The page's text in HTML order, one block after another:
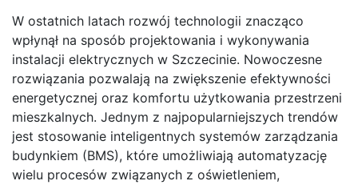
W ostatnich latach rozwój technologii znacząco
wpłynął na sposób projektowania i wykonywania
instalacji elektrycznych w Szczecinie. Nowoczesne
rozwiązania pozwalają na zwiększenie efektywności
energetycznej oraz komfortu użytkowania przestrzeni
mieszkalnych. Jednym z najpopularniejszych trendów
jest stosowanie inteligentnych systemów zarządzania
budynkiem (BMS), które umożliwiają automatyzację
wielu procesów związanych z oświetleniem,